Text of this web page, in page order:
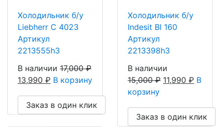
Холодильник б/у
Liebherr C 4023
Артикул
2213555h3
В наличии 17,000₽
13,990 ₽ В корзину
Заказ в один клик
Холодильник б/у
Indesit BI 160
Артикул
2213398h3
В наличии
15,000₽ 11,990 ₽ В
корзину
Заказ в один клик